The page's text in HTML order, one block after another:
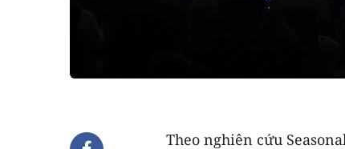
Theo nghiên cứu